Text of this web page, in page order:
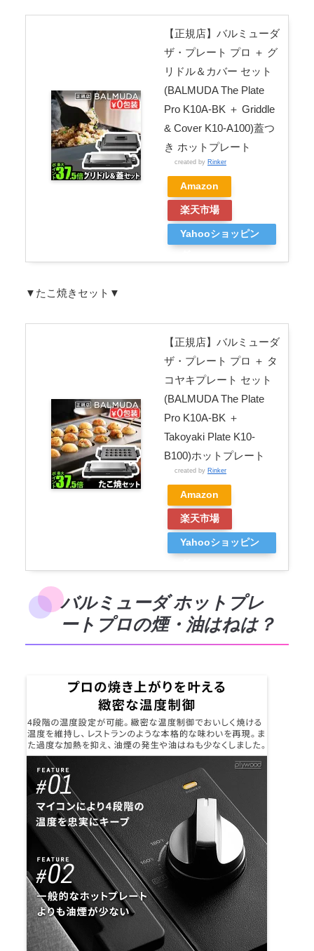
【正規店】バルミューダ
ザ・プレート プロ ＋ グ
リドル＆カバー セット
(BALMUDA The Plate
Pro K10A-BK ＋ Griddle
& Cover K10-A100)蓋つ
き ホットプレート
created by Rinker
Amazon
楽天市場
Yahooショッピン
▼たこ焼きセット▼
【正規店】バルミューダ
ザ・プレート プロ ＋ タ
コヤキプレート セット
(BALMUDA The Plate
Pro K10A-BK ＋
Takoyaki Plate K10-
B100)ホットプレート
created by Rinker
Amazon
楽天市場
Yahooショッピン
バルミューダ ホットプレ
ートプロの煙・油はねは？